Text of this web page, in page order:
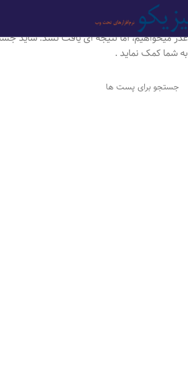
چیزی یافت نشد
عذر میخواهیم، اما نتیجه ای یافت نشد. شاید
به شما کمک نماید .